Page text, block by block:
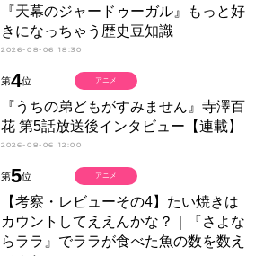
『天幕のジャードゥーガル』もっと好
きになっちゃう歴史豆知識
2026-08-06 18:30
第4位
『うちの弟どもがすみません』寺澤百
花 第5話放送後インタビュー【連載】
2026-08-06 12:00
アニメ
第5位
【考察・レビューその4】たい焼きは
カウントしてええんかな？｜『さよな
らララ』でララが食べた魚の数を数え
アニメ